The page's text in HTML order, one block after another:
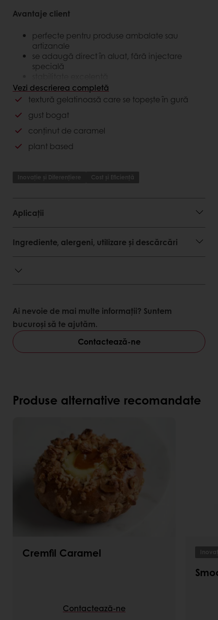
Avantaje client
perfecte pentru produse ambalate sau
artizanale
se adaugă direct în aluat, fără injectare
specială
risc microbiologic redus
Avantaje consumator
gust delicios
textură uimitoare
Vezi descrierea completă
textură gelatinoasă care se topește în gură
gust bogat
conținut de caramel
plant based
Inovație și Diferențiere Cost și Eficiență
Aplicații
Ingrediente, alergeni, utilizare și descărcări
Ai nevoie de mai multe informații? Suntem
bucuroși să te ajutăm.
Contactează-ne
Produse alternative recomandate
Cremfil Caramel
Contactează-ne